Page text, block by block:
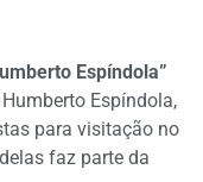
Espíndola”
Espíndola,
para visitação no
faz parte da